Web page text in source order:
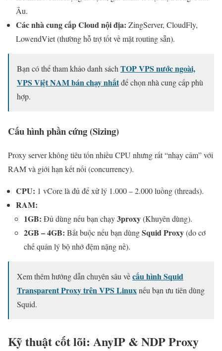
Âu.
Các nhà cung cấp Cloud nội địa: ZingServer, CloudFly,
LowendViet (thường hỗ trợ tốt về mặt routing sẵn).
Bạn có thể tham khảo danh sách TOP VPS nước ngoài,
VPS Việt NAM bán chạy nhấtđể chọn nhà cung cấp phù
hợp.
Cấu hình phần cứng (Sizing)
Proxy server không tiêu tốn nhiều CPU nhưng rất “nhạy cảm” với
RAM và giới hạn kết nối (concurrency).
CPU: 1 vCore là đủ để xử lý 1.000 – 2.000 luồng (threads).
RAM:
1GB: Đủ dùng nếu bạn chạy3proxy(Khuyên dùng).
2GB – 4GB: Bắt buộc nếu bạn dùngSquid Proxy(do cơ
chế quản lý bộ nhớ đệm nặng nề).
Xem thêm hướng dẫn chuyên sâu vềcấu hình Squid
Transparent Proxy trên VPS Linuxnếu bạn ưu tiên dùng
Squid.
Kỹ thuật cốt lõi: AnyIP & NDP Proxy